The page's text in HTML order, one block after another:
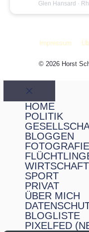
Glen Hansard ·
Impressum
© 2026 Horst
Schließen
HOME
POLITIK
BLOGGEN
FOTOGRAFIE
WIRTSCHAFT
SPORT
PRIVAT
ÜBER MICH
BLOGLISTE
PIXELFED